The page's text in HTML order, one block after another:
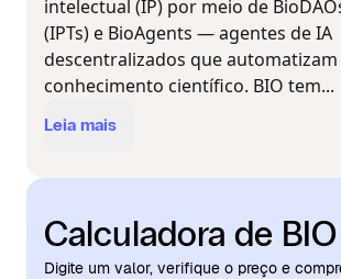
intelectual (IP) por meio de
(IPTs) e BioAgents — agentes de IA
descentralizados que
conhecimento científico. BIO tem...
Leia mais
Calculadora de BIO
Digite um valor, verifique o preço e